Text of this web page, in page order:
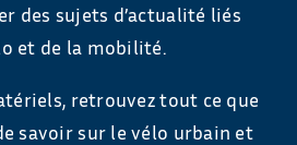
des sujets d’actualité liés
et de la mobilité.
retrouvez tout ce que
savoir sur le vélo urbain et